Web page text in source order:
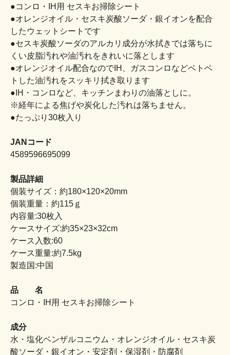
●コンロ・IH用 セスキお掃除シート
●オレンジオイル・セスキ炭酸ソーダ・銀イオンを配合
したウェットシートです
●セスキ炭酸ソーダのアルカリ成分が水拭きでは落ちに
くい皮脂汚れや油汚れをきれいに落とします
●オレンジオイル配合なのでIH、ガスコンロなどベトベ
トした油汚れをスッキリ拭き取ります
●IH・コンロなど、キッチンまわりの油落としに。
※経年による焦げや炭化した汚れは落ちません。
●たっぷり30枚入り
JANコード
4589596695099
製品詳細
個装サイズ：約180×120×20mm
個装重量：約115ｇ
内容量:30枚入
ケースサイズ:約35×23×32cm
ケース入数:60
ケース重量:約7.5kg
製造国:中国
品 名
コンロ・IH用 セスキお掃除シート
成分
水・塩化ベンザルコニウム・オレンジオイル・セスキ炭
酸ソーダ・銀イオン・安定剤・保湿剤・防腐剤